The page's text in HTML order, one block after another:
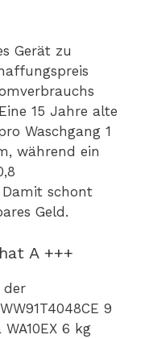
Gerät zu
15 Jahre alte
Waschgang 1
während ein
schont
Geld.
A +++
der
9
6 kg